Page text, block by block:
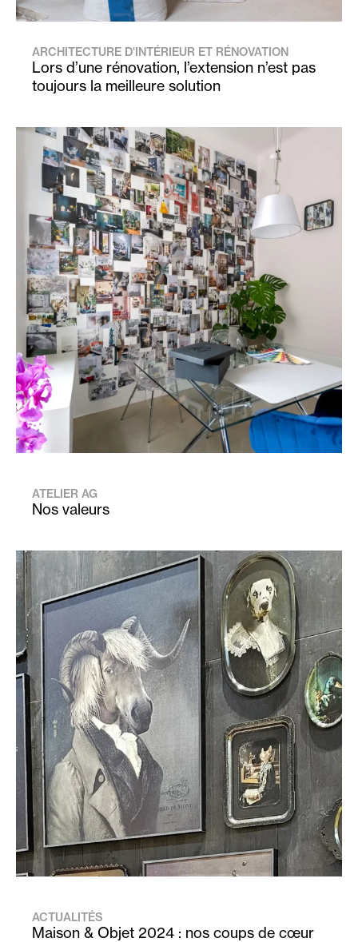
ARCHITECTURE D'INTÉRIEUR ET RÉNOVATION
Lors d’une rénovation, l’extension n’est pas
toujours la meilleure solution
ATELIER AG
Nos valeurs
ACTUALITÉS
Maison & Objet 2024 : nos coups de cœur